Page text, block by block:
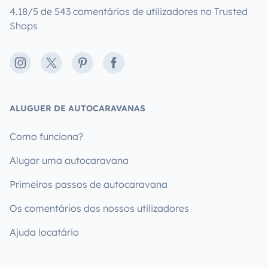
4.18/5 de 543 comentários de utilizadores no Trusted
Shops
Instagram
X PinterestFacebook
ALUGUER DE AUTOCARAVANAS
Como funciona?
Alugar uma autocaravana
Primeiros passos de autocaravana
Os comentários dos nossos utilizadores
Ajuda locatário